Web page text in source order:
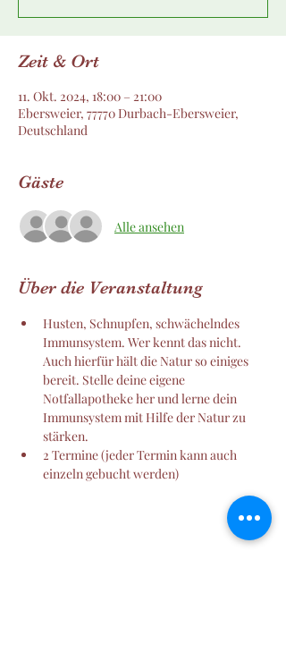
Zeit & Ort
11. Okt. 2024, 18:00 – 21:00
Ebersweier, 77770 Durbach-Ebersweier,
Deutschland
Gäste
Alle ansehen
Über die Veranstaltung
Husten, Schnupfen, schwächelndes
Immunsystem. Wer kennt das nicht.
Auch hierfür hält die Natur so einiges
bereit. Stelle deine eigene
Notfallapotheke her und lerne dein
Immunsystem mit Hilfe der Natur zu
stärken.
2 Termine (jeder Termin kann auch
einzeln gebucht werden)